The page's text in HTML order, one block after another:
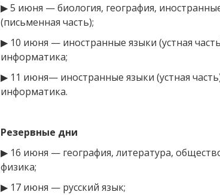
▶ 5 июня — биология, география,
(письменная часть);
▶ 10 июня — иностранные языки (устная
информатика;
▶ 11 июня— иностранные языки (устная
информатика.
Резервные дни
▶ 16 июня — география, литература,
физика;
▶ 17 июня — русский язык;